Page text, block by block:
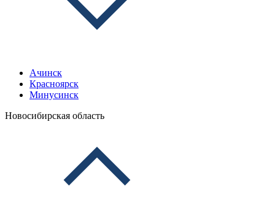
Ачинск
Красноярск
Минусинск
Новосибирская область